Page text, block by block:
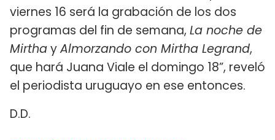
viernes 16 será la grabación de los dos
programas del fin de semana, La noche de
MirthayAlmorzando con Mirtha Legrand,
que hará Juana Viale el domingo 18”, reveló
el periodista uruguayo en ese entonces.
D.D.